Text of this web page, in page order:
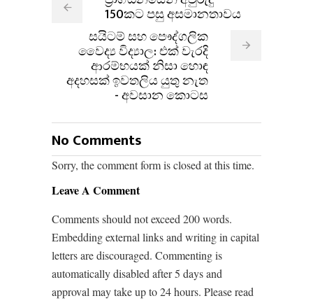
150කට පසු අසමානතාවය
සයිටම් සහ පෞද්ගලික
වෛද්‍ය විද්‍යාල: එක් වැරදි
ආරම්භයක් නිසා හොඳ
අදහසක් ඉවතලිය යුතු නැත
- අවසාන කොටස
No Comments
Sorry, the comment form is closed at this time.
Leave A Comment
Comments should not exceed 200 words.
Embedding external links and writing in capital
letters are discouraged. Commenting is
automatically disabled after 5 days and
approval may take up to 24 hours. Please read